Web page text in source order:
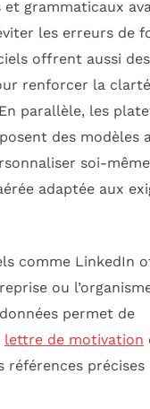
grammaticaux
les erreurs de
offrent aussi des
renforcer la
parallèle, les
des modèles
soi-
adaptée aux
comme LinkedIn
ou
permet de
lettre de motivation
références précises